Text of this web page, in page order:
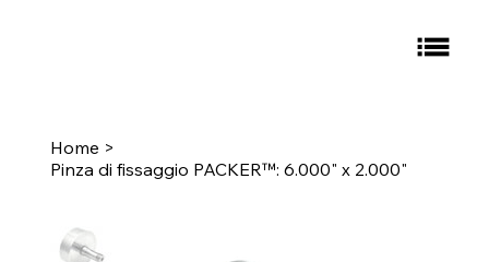
Home >
Pinza di fissaggio PACKER™: 6.000" x 2.000"